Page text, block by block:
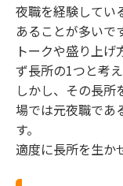
夜職を経験してい
あることが多いで
トークや盛り上
ず長所の1つと考
しかし、その長所
場では元夜職であ
す。
適度に長所を生か